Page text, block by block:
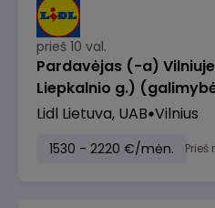
prieš 10 val.
Pardavėjas (-a)
Liepkalnio g.)
Lidl Lietuva, UAB Vilnius
1530 - 2220 €/mėn.